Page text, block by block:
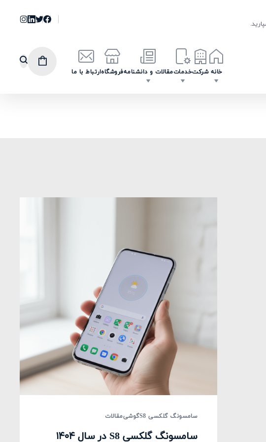
خانه شرکتخدماتمقالات و دانشنامهفروشگاهارتباط با ما
سامسونگ گلکسی S8 گوشیمقالات
سامسونگ گلکسی S8 در سال ۱۴۰۴